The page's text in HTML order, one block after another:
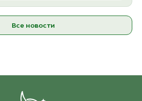
Все новости